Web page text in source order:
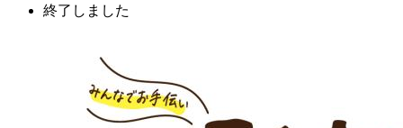
終了しました